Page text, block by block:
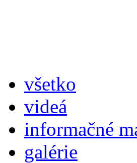
všetko
videá
informačné
galérie